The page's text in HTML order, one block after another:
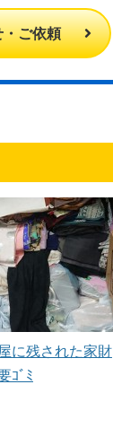
ご依頼
に残された家財
ｺﾞﾐ